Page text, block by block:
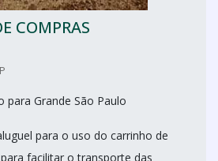
COMPRAS
para Grande São Paulo
para o uso do carrinho de
facilitar o transporte das